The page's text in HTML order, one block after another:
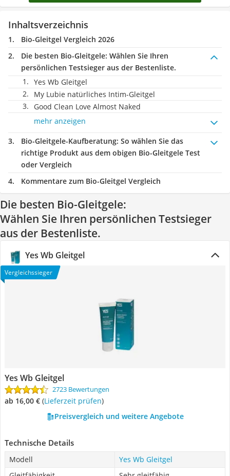
Inhaltsverzeichnis
Bio-Gleitgel Vergleich 2026
Die besten Bio-Gleitgele: Wählen Sie Ihren
persönlichen Testsieger aus der Bestenliste.
Yes Wb Gleitgel
My Lubie natürliches Intim-Gleitgel
Good Clean Love Almost Naked
mehr anzeigen
Bio-Gleitgele-Kaufberatung: So wählen Sie das
richtige Produkt aus dem obigen Bio-Gleitgele Test
oder Vergleich
Kommentare zum Bio-Gleitgel Vergleich
Die besten Bio-Gleitgele:
Wählen Sie Ihren persönlichen Testsieger
aus der Bestenliste.
Yes Wb Gleitgel
Vergleichssieger
Yes Wb Gleitgel
2723 Bewertungen
ab 16,00 € (Lieferzeit prüfen)
Preisvergleich und weitere Angebote
Technische Details
Modell
Yes Wb Gleitgel